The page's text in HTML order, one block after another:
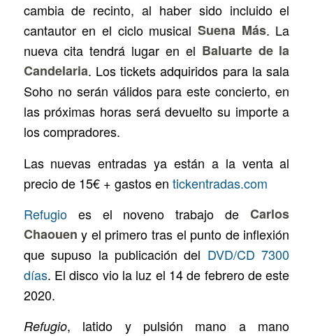
cambia de recinto, al haber sido incluido el
cantautor en el ciclo musicalSuena Más. La
nueva cita tendrá lugar en el Baluarte de la
Candelaria. Los tickets adquiridos para la sala
Soho no serán válidos para este concierto, en
las próximas horas será devuelto su importe a
los compradores.
Las nuevas entradas ya están a la venta al
precio de 15€ + gastos en tickentradas.com
Refugioes el noveno trabajo deCarlos
Chaouen y el primero tras el punto de inflexión
que supuso la publicación del DVD/CD 7300
días. El disco vio la luz el 14 de febrero de este
2020.
Refugio, latido y pulsión mano a mano